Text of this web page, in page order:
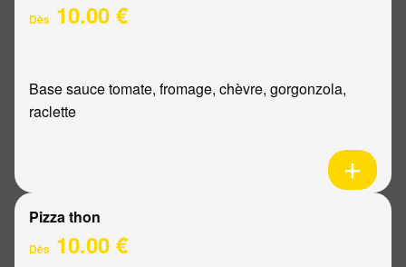
Dès 10.00 €
Base sauce tomate, fromage, chèvre, gorgonzola,
raclette
Pizza thon
Dès 10.00 €